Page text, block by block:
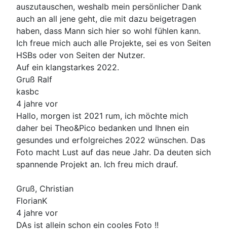
auszutauschen, weshalb mein persönlicher Dank
auch an all jene geht, die mit dazu beigetragen
haben, dass Mann sich hier so wohl fühlen kann.
Ich freue mich auch alle Projekte, sei es von Seiten
HSBs oder von Seiten der Nutzer.
Auf ein klangstarkes 2022.
Gruß Ralf
kasbc
4 jahre vor
Hallo, morgen ist 2021 rum, ich möchte mich
daher bei Theo&Pico bedanken und Ihnen ein
gesundes und erfolgreiches 2022 wünschen. Das
Foto macht Lust auf das neue Jahr. Da deuten sich
spannende Projekt an. Ich freu mich drauf.
Gruß, Christian
FlorianK
4 jahre vor
DAs ist allein schon ein cooles Foto !!